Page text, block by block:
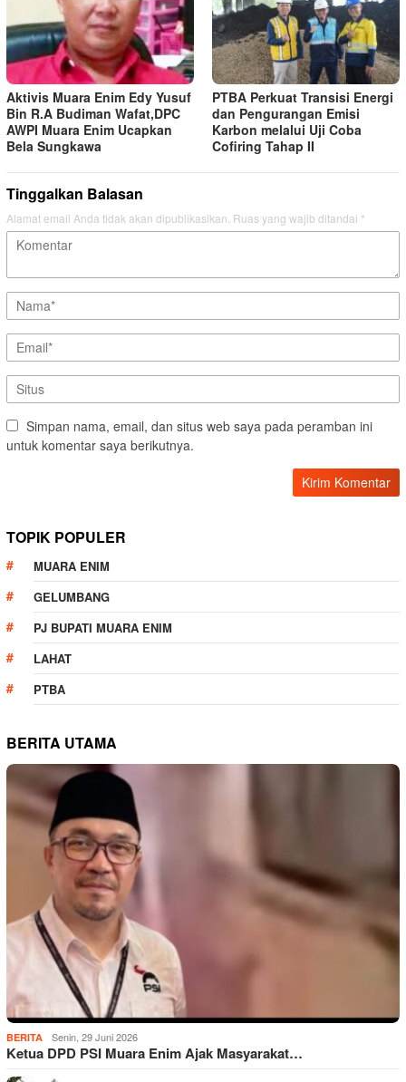
Aktivis Muara Enim Edy Yusuf
Bin R.A Budiman Wafat,DPC
AWPI Muara Enim Ucapkan
Bela Sungkawa
PTBA Perkuat Transisi Energi
dan Pengurangan Emisi
Karbon melalui Uji Coba
Cofiring Tahap II
Tinggalkan Balasan
Alamat email Anda tidak akan dipublikasikan. Ruas yang wajib ditandai *
Simpan nama, email, dan situs web saya pada peramban ini
untuk komentar saya berikutnya.
TOPIK POPULER
MUARA ENIM
GELUMBANG
PJ BUPATI MUARA ENIM
LAHAT
PTBA
BERITA UTAMA
BERITA Senin, 29 Juni 2026
Ketua DPD PSI Muara Enim Ajak Masyarakat…